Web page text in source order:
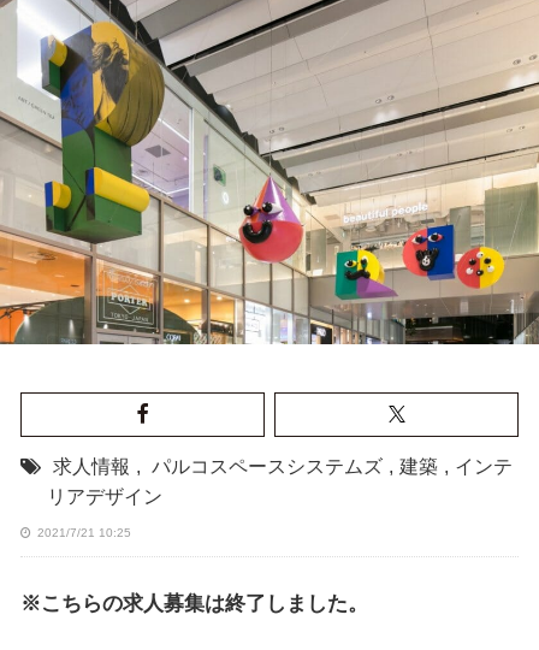
求人情報 , パルコスペースシステムズ , 建築 , インテ
リアデザイン
2021/7/21 10:25
※こちらの求人募集は終了しました。